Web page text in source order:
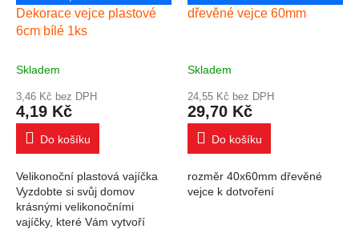
Dekorace vejce plastové
6cm bílé 1ks
Skladem
3,46 Kč bez DPH
4,19 Kč
Do košíku
Velikonoční plastová vajíčka
Vyzdobte si svůj domov
krásnými velikonočními
vajíčky, které Vám vytvoří
dřevěné vejce 60mm
Skladem
24,55 Kč bez DPH
29,70 Kč
Do košíku
rozměr 40x60mm dřevěné
vejce k dotvoření